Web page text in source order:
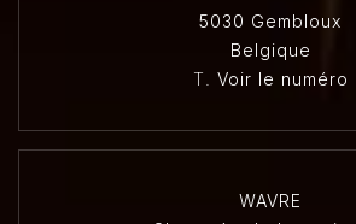
5030 Gembloux
Belgique
T. Voir le numéro
WAVRE